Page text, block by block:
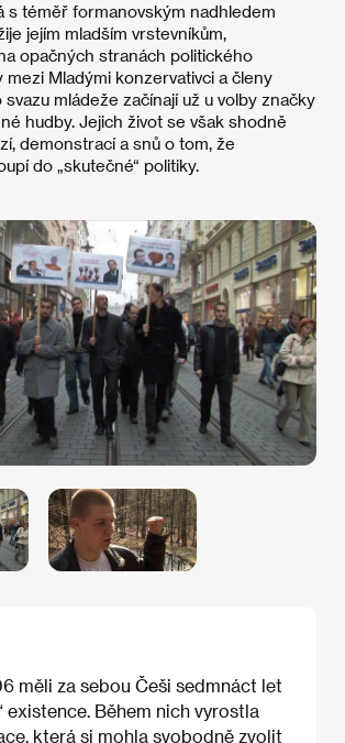
s téměř formanovským nadhledem
jejím mladším vrstevníkům,
opačných stranách politického
mezi Mladými konzervativci a členy
mládeže začínají už u volby značky
hudby. Jejich život se však shodně
demonstrací a snů o tom, že
do „skutečné“ politiky.
měli za sebou Češi sedmnáct let
existence. Během nich vyrostla
která si mohla svobodně zvolit